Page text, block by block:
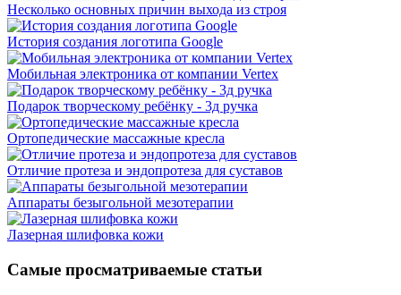
Несколько основных причин выхода из строя
История создания логотипа Google
Мобильная электроника от компании Vertex
Подарок творческому ребёнку - 3д ручка
Ортопедические массажные кресла
Отличие протеза и эндопротеза для суставов
Аппараты безыгольной мезотерапии
Лазерная шлифовка кожи
Самые просматриваемые статьи